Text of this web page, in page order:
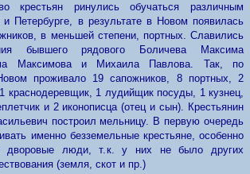
крестьян ринулись обучаться различным
Петербурге, в результате в Новом появилась
в меньшей степени, портных. Славились
бывшего рядового Боличева Максима
Максимова и Михаила Павлова. Так, по
проживало 19 сапожников, 8 портных, 2
краснодеревщик, 1 лудийщик посуды, 1 кузнец,
и 2 иконописца (отец и сын). Крестьянин
построил мельницу. В первую очередь
именно безземельные крестьяне, особенно
дворовые люди, т.к. у них не было других
(земля, скот и пр.)